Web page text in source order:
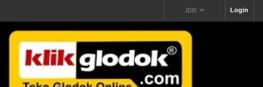
Login
IDR